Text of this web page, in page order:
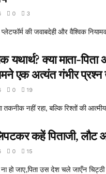
0 3
की जवाबदेही और वैश्विक
क्या माता-पिता
एक अत्यंत गंभीर प्रश्न
0 19
नहीं रहा, बल्कि रिश्तों की
कहें पिताजी, लौट
0 15
हो जाए,पिता उस देश चले जाएँन